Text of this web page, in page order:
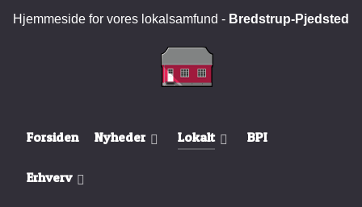
Hjemmeside for vores lokalsamfund - Bredstrup-Pjedsted
Forsiden Nyheder Lokalt BPI
Erhverv